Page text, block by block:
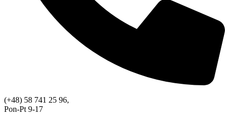
(+48) 58 741 25 96,
Pon-Pt 9-17